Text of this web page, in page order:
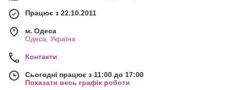
Працює з 22.10.2011
м. Одеса
Одеса, Україна
Контакти
Сьогодні працює з 11:00 до 17:00
Показати весь графік роботи